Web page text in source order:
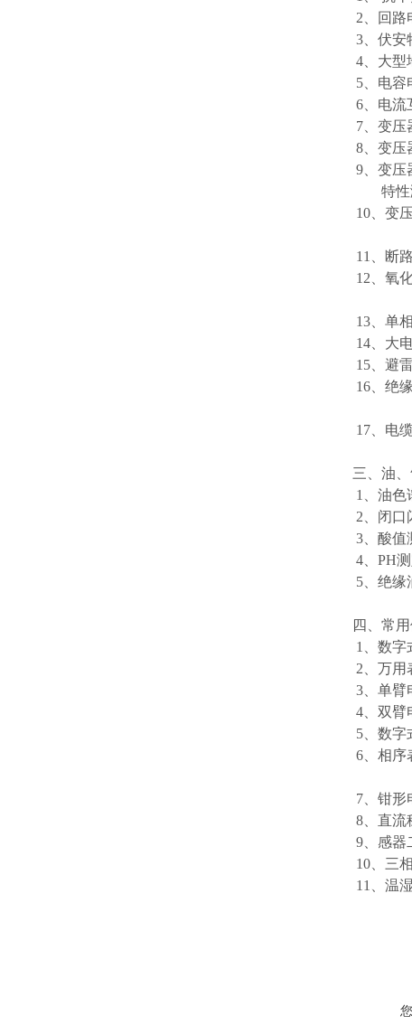
2、回
3、
4、大
5、
6、
7、变
8、
9、变压
特
10、
11、
12、
13、
14、
15、
16、
17
三、油、
1、
2、
3、
4、
5、绝
四、常
1、
2、
3、
4、
5、数
6、
7、
8、
9、感
10、
11